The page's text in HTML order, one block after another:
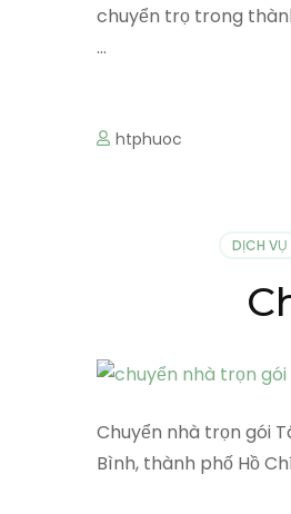
chuyển trọ trong
…
htphuoc
DỊCH VỤ
Chuyển nhà trọn gói
Bình, thành phố Hồ